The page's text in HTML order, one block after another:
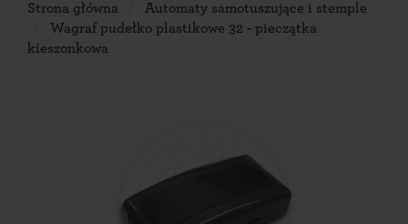
Strona główna
Automaty samotuszujące i stemple
Wagraf pudełko plastikowe 32 - pieczątka
kieszonkowa